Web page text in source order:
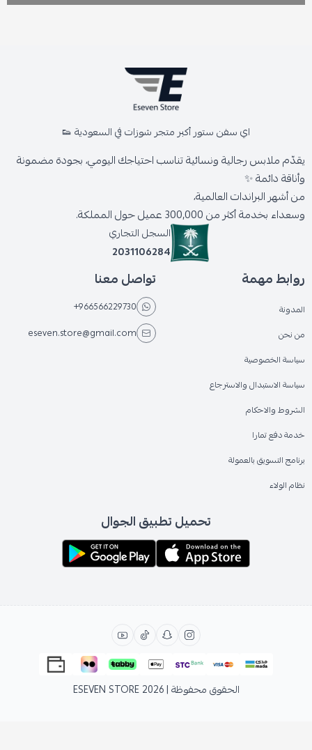
اي سفن ستور أكبر متجر شوزات في السعودية 👟
يقدّم ملابس رجالية ونسائية تناسب احتياجك اليومي، بجودة مضمونة
وأناقة دائمة ✨
من أشهر البراندات العالمية،
وسعداء بخدمة أكثر من 300,000 عميل حول المملكة.
السجل التجاري
2031106284
روابط مهمة
المدونة
من نحن
سياسة الخصوصية
سياسة الاستبدال والاسترجاع
الشروط والاحكام
خدمة دفع تمارا
برنامج التسويق بالعمولة
نظام الولاء
تواصل معنا
+966566229730
eseven.store@gmail.com
تحميل تطبيق الجوال
الحقوق محفوظة | 2026 ESEVEN STORE